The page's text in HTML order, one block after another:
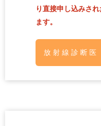
り直接申し込みさ
ます。
放射線診断医